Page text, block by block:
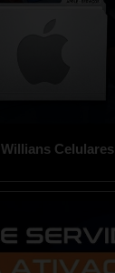
Willians Celulares